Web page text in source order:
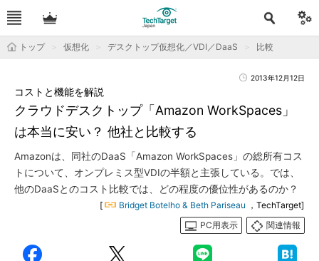
トップ 仮想化 デスクトップ仮想化／VDI／DaaS 比較
2013年12月12日
クラウドデスクトップ「Amazon WorkSpaces」
は本当に安い？ 他社と比較する
コストと機能を解説
Amazonは、同社のDaaS「Amazon WorkSpaces」の総所有コス
トについて、オンプレミス型VDIの半額と主張している。では、
他のDaaSとのコスト比較では、どの程度の優位性があるのか？
[ Bridget Botelho & Beth Pariseau ，TechTarget]
PC用表示
関連情報